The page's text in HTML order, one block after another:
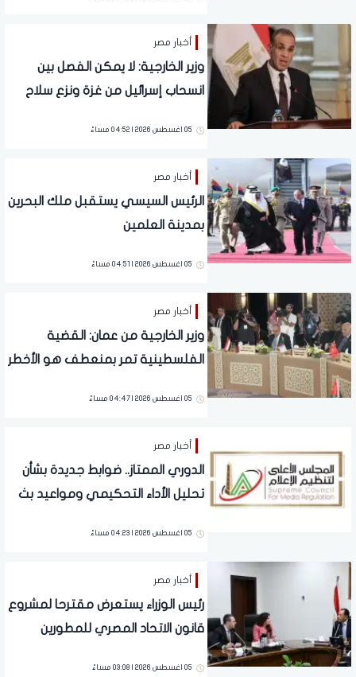
أخبار مصر
وزير الخارجية: لا يمكن الفصل بين
انسحاب إسرائيل من غزة ونزع سلاح
05 اغسطس 2026 | 04:52 مساءً
أخبار مصر
الرئيس السيسي يستقبل ملك البحرين
بمدينة العلمين
05 اغسطس 2026 | 04:51 مساءً
أخبار مصر
وزير الخارجية من عمان: القضية
الفلسطينية تمر بمنعطف هو الأخطر
الفلسطينيين
05 اغسطس 2026 | 04:47 مساءً
أخبار مصر
الدوري الممتاز.. ضوابط جديدة بشأن
تحليل الأداء التحكيمي ومواعيد بث
05 اغسطس 2026 | 04:23 مساءً
أخبار مصر
رئيس الوزراء يستعرض مقترحا لمشروع
قانون الاتحاد المصري للمطورين
05 اغسطس 2026 | 03:08 مساءً